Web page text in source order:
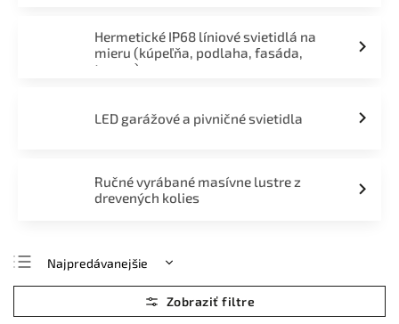
Hermetické IP68 líniové svietidlá na
mieru (kúpeľňa, podlaha, fasáda,
terasa)
LED garážové a pivničné svietidla
Ručné vyrábané masívne lustre z
drevených kolies
Najpredávanejšie
Najlacnejšie
Najdrahšie